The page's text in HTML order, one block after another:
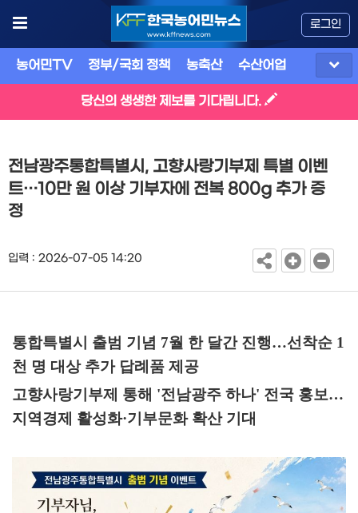
로그인
농어민TV 정부/국회 정책 농축산 수산어업
당신의 생생한 제보를 기다립니다.
전남광주통합특별시, 고향사랑기부제 특별 이벤
트…10만 원 이상 기부자에 전복 800g 추가 증
정
입력 : 2026-07-05 14:20
통합특별시 출범 기념 7월 한 달간 진행…선착순 1
천 명 대상 추가 답례품 제공
고향사랑기부제 통해 '전남광주 하나' 전국 홍보…
지역경제 활성화·기부문화 확산 기대